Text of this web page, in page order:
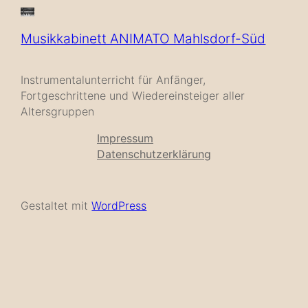
Musikkabinett ANIMATO Mahlsdorf-Süd
Instrumentalunterricht für Anfänger,
Fortgeschrittene und Wiedereinsteiger aller
Altersgruppen
Impressum
Datenschutzerklärung
Gestaltet mitWordPress